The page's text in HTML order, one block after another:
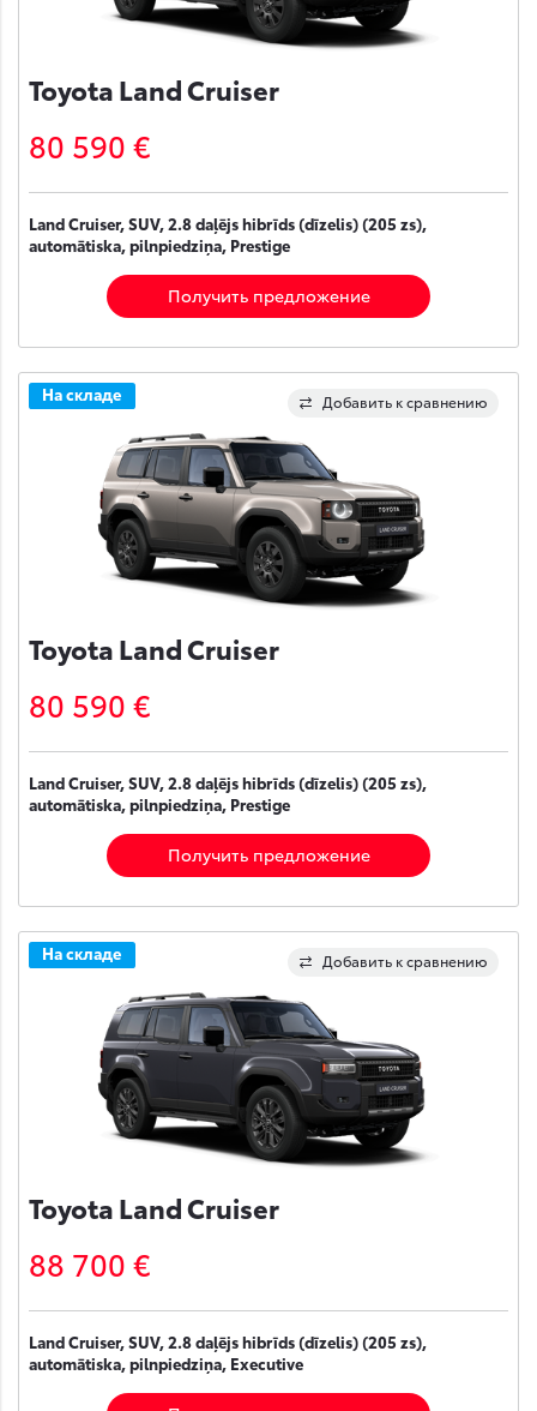
Toyota Land Cruiser
80 590 €
Land Cruiser, SUV, 2.8 daļējs hibrīds (dīzelis) (205 zs),
automātiska, pilnpiedziņa, Prestige
Получить предложение
Добавить к сравнению
На складе
Toyota Land Cruiser
80 590 €
Land Cruiser, SUV, 2.8 daļējs hibrīds (dīzelis) (205 zs),
automātiska, pilnpiedziņa, Prestige
Получить предложение
Добавить к сравнению
На складе
Toyota Land Cruiser
88 700 €
Land Cruiser, SUV, 2.8 daļējs hibrīds (dīzelis) (205 zs),
automātiska, pilnpiedziņa, Executive